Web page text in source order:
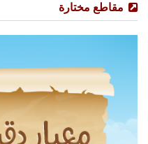
مقاطع مختارة